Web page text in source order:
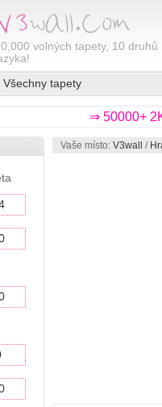
volných tapety, 10 druhů
Všechny tapety
⇒ 50000+
Vaše místo: V3wall /